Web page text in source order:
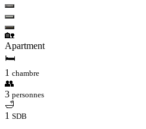
🏡
Apartment
🛏
1 chambre
👥
3 personnes
🛁
1 SDB